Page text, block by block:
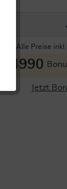
Alle Preise inkl.
4990
Jetzt